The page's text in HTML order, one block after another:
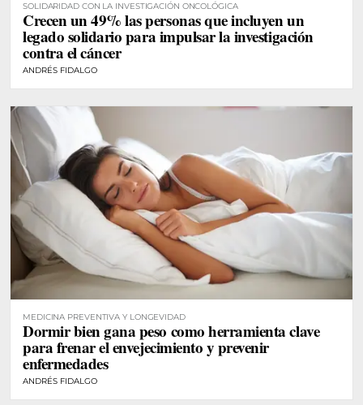
SOLIDARIDAD CON LA INVESTIGACIÓN ONCOLÓGICA
Crecen un 49% las personas que incluyen un
legado solidario para impulsar la investigación
contra el cáncer
ANDRÉS FIDALGO
MEDICINA PREVENTIVA Y LONGEVIDAD
Dormir bien gana peso como herramienta clave
para frenar el envejecimiento y prevenir
enfermedades
ANDRÉS FIDALGO